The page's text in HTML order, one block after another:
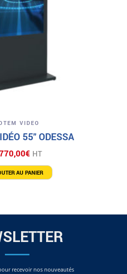
VIDEO
55″ ODESSA
€ HT
AU PANIER
recevoir nos nouveautés